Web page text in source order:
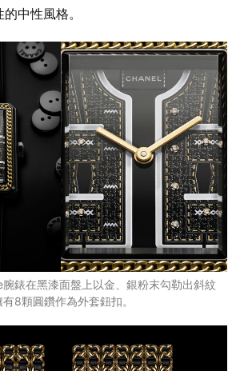
中性風格。
錶在黑漆面盤上以金、銀粉末勾勒出斜紋
8顆圓鑽作為外套鈕扣。